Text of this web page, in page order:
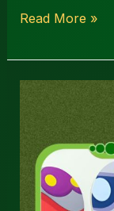
Read More »
Biaya
Sidoarjo